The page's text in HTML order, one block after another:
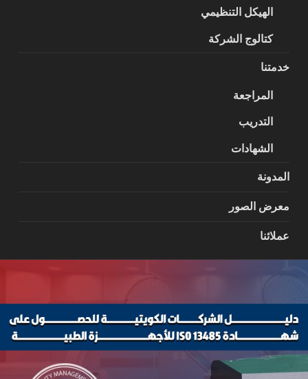
الهيكل التنظيمي
كتالوج الشركة
خدمتنا
المراجعة
التدريب
الشهادات
المدونة
معرض الصور
عملائنا